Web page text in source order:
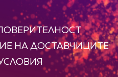
НА ДОСТАВЧИЦИТЕ